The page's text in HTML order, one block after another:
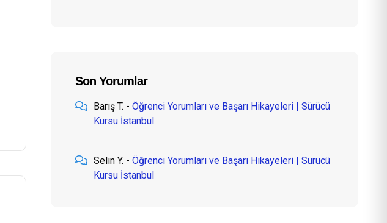
Son Yorumlar
Barış T. - Öğrenci Yorumları ve Başarı Hikayeleri | Sürücü
Kursu İstanbul
Selin Y. - Öğrenci Yorumları ve Başarı Hikayeleri | Sürücü
Kursu İstanbul